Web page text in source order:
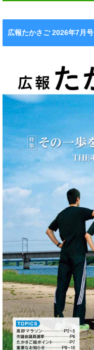
広報たかさご 2026年7月号